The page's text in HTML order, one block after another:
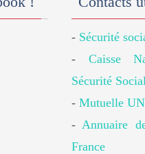
- Sécurité
- Caisse
Sécurité
-Mutuelle
-Annuaire
France